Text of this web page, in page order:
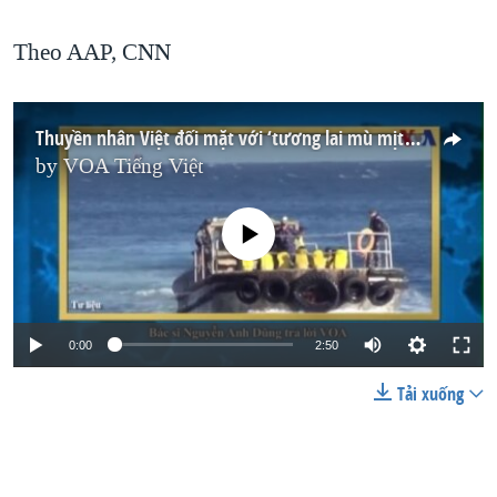
Theo AAP, CNN
Thuyền nhân Việt đối mặt với ‘tương lai mù mịt’ ở Australia
byVOA Tiếng Việt
No media source currently available
0:00 2:50
Tải xuống